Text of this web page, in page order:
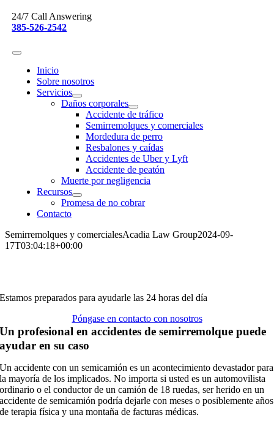
content
Inicio
Sobre nosotros
Servicios
Daños corporales
Accidente de tráfico
Semirremolques y comerciales
Mordedura de perro
Resbalones y caídas
Accidentes de Uber y Lyft
Accidente de peatón
Muerte por negligencia
Recursos
Promesa de no cobrar
Contacto
24/7 Call Answering
385-526-2542
Semirremolques y comercialesAcadia Law Group2024-09-
17T03:04:18+00:00
Estamos preparados para ayudarle las 24 horas del día
Póngase en contacto con nosotros
Un profesional en accidentes de semirremolque puede
ayudar en su caso
Un accidente con un semicamión es un acontecimiento devastador para
la mayoría de los implicados. No importa si usted es un automovilista
ordinario o el conductor de un camión de 18 ruedas, ser herido en un
accidente de semicamión podría dejarle con meses o posiblemente años
de terapia física y una montaña de facturas médicas.